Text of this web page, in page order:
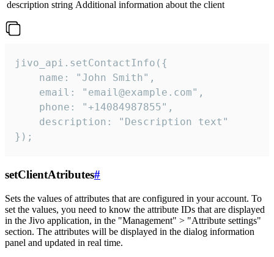
description string Additional information about the client
jivo_api.setContactInfo({
    name: "John Smith",
    email: "email@example.com",
    phone: "+14084987855",
    description: "Description text"
});
setClientAtributes#
Sets the values ​​of attributes that are configured in your account. To
set the values, you need to know the attribute IDs that are displayed
in the Jivo application, in the "Management" > "Attribute settings"
section. The attributes will be displayed in the dialog information
panel and updated in real time.